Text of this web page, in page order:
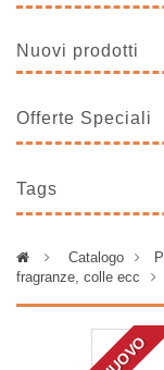
Nuovi prodotti
Offerte Speciali
Tags
> Catalogo >
fragranze, colle ecc
>
NUOVO